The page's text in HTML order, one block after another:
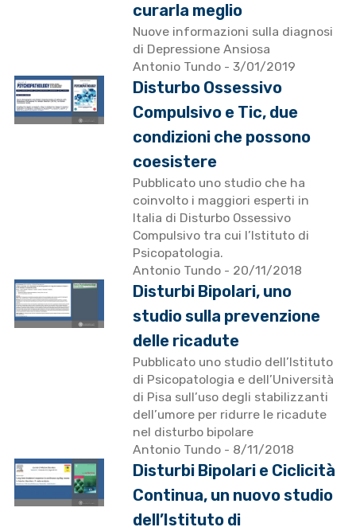
curarla meglio
Nuove informazioni sulla diagnosi
di Depressione Ansiosa
Antonio Tundo - 3/01/2019
Disturbo Ossessivo
Compulsivo e Tic, due
condizioni che possono
coesistere
Pubblicato uno studio che ha
coinvolto i maggiori esperti in
Italia di Disturbo Ossessivo
Compulsivo tra cui l’Istituto di
Psicopatologia.
Antonio Tundo - 20/11/2018
Disturbi Bipolari, uno
studio sulla prevenzione
delle ricadute
Pubblicato uno studio dell’Istituto
di Psicopatologia e dell’Università
di Pisa sull’uso degli stabilizzanti
dell’umore per ridurre le ricadute
nel disturbo bipolare
Antonio Tundo - 8/11/2018
Disturbi Bipolari e Ciclicità
Continua, un nuovo studio
dell’Istituto di